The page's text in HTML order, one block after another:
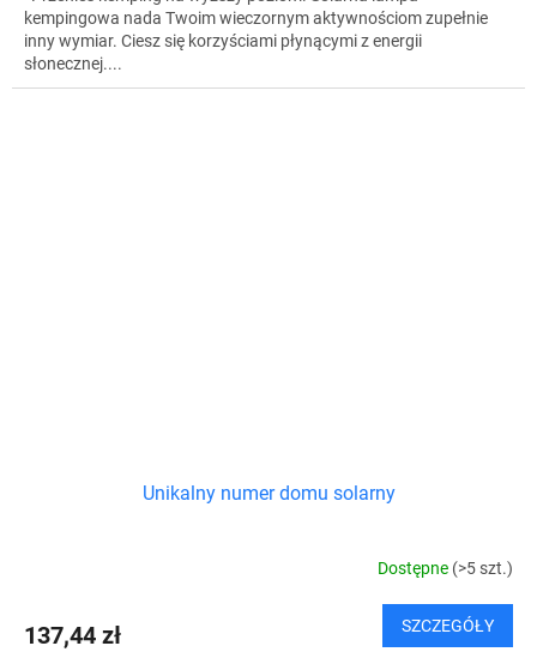
kempingowa nada Twoim wieczornym aktywnościom zupełnie
inny wymiar. Ciesz się korzyściami płynącymi z energii
słonecznej....
Unikalny numer domu solarny
Dostępne (>5 szt.)
137,44 zł SZCZEGÓŁY